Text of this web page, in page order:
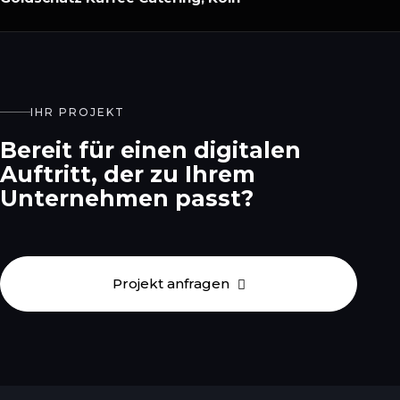
IHR PROJEKT
Bereit für einen digitalen
Auftritt, der zu Ihrem
Unternehmen passt?
Projekt anfragen